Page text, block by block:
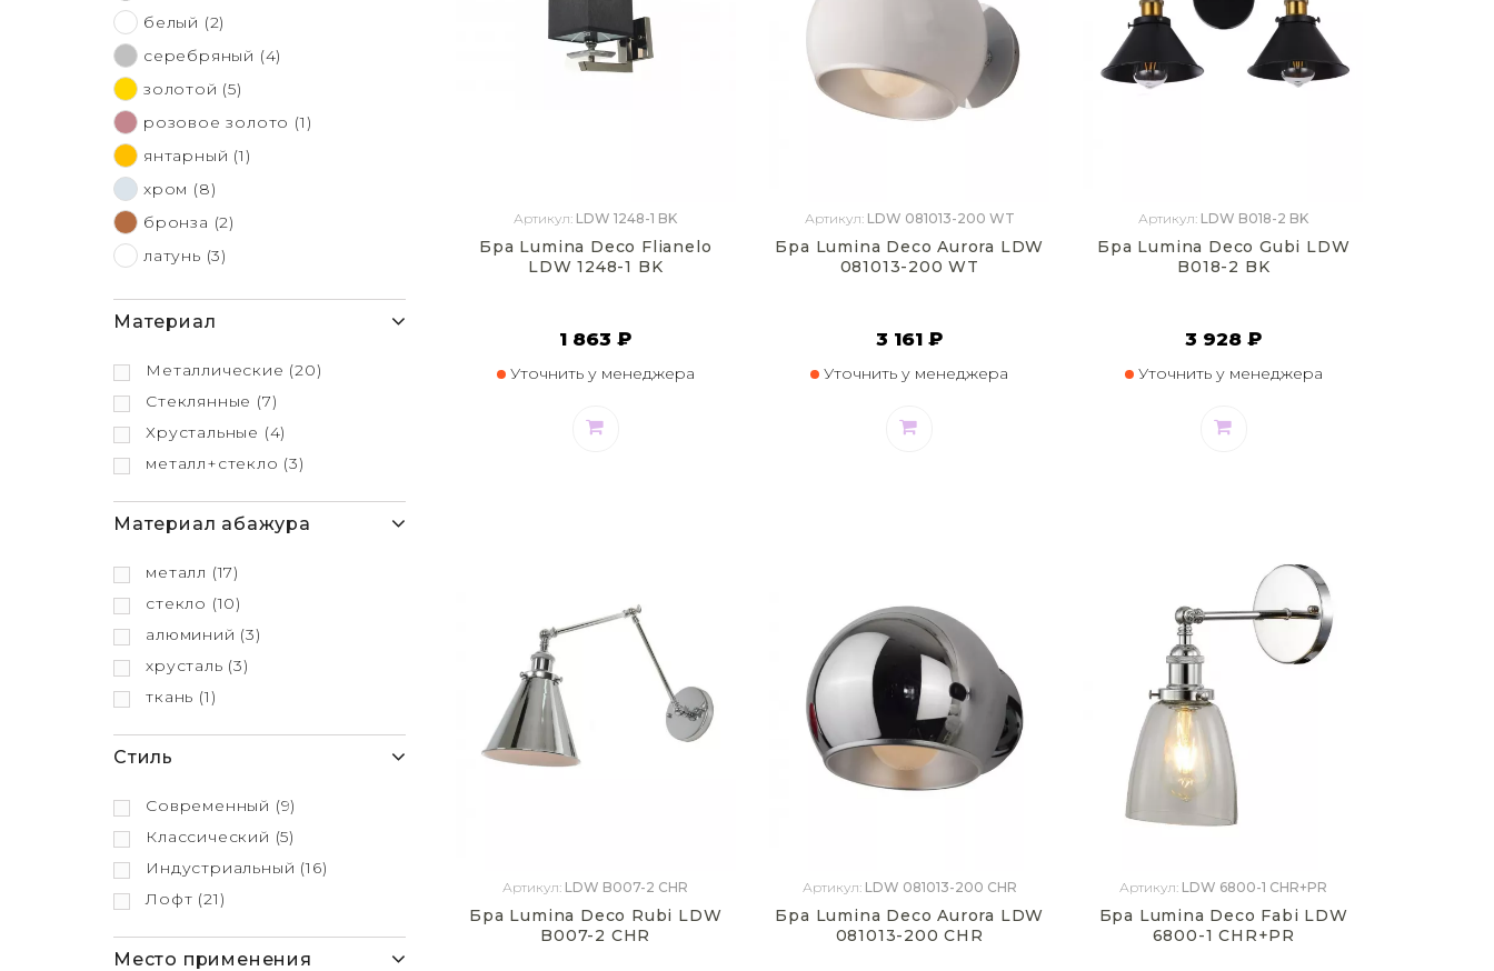
белый (2)
серебряный (4)
золотой (5)
розовое золото (1)
янтарный (1)
хром (8)
бронза (2)
латунь (3)
Материал
Металлические (20)
Стеклянные (7)
Хрустальные (4)
металл+стекло (3)
Материал абажура
металл (17)
стекло (10)
алюминий (3)
хрусталь (3)
ткань (1)
Стиль
Современный (9)
Классический (5)
Индустриальный (16)
Лофт (21)
Место применения
Артикул: LDW 1248-1 BK
Бра Lumina Deco Flianelo
LDW 1248-1 BK
1 863 ₽
Уточнить у менеджера
Артикул: LDW 081013-200 WT
Бра Lumina Deco Aurora LDW
081013-200 WT
3 161 ₽
Уточнить у менеджера
Артикул: LDW B018-2 BK
Бра Lumina Deco Gubi LDW
B018-2 BK
3 928 ₽
Уточнить у менеджера
Артикул: LDW B007-2 CHR
Бра Lumina Deco Rubi LDW
B007-2 CHR
Артикул: LDW 081013-200 CHR
Бра Lumina Deco Aurora LDW
081013-200 CHR
Артикул: LDW 6800-1 CHR+PR
Бра Lumina Deco Fabi LDW
6800-1 CHR+PR